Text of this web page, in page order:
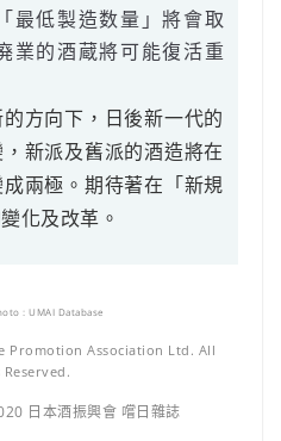
最低製造数量」將會取
業的酒蔵將可能復活重
方向下，日後新一代的
新派及舊派的酒造將在
成兩極。期待著在「新規
化及改革。
: UMAI Database
Promotion Association Ltd. All
Reserved.
日本酒振興會 嚐日雜誌